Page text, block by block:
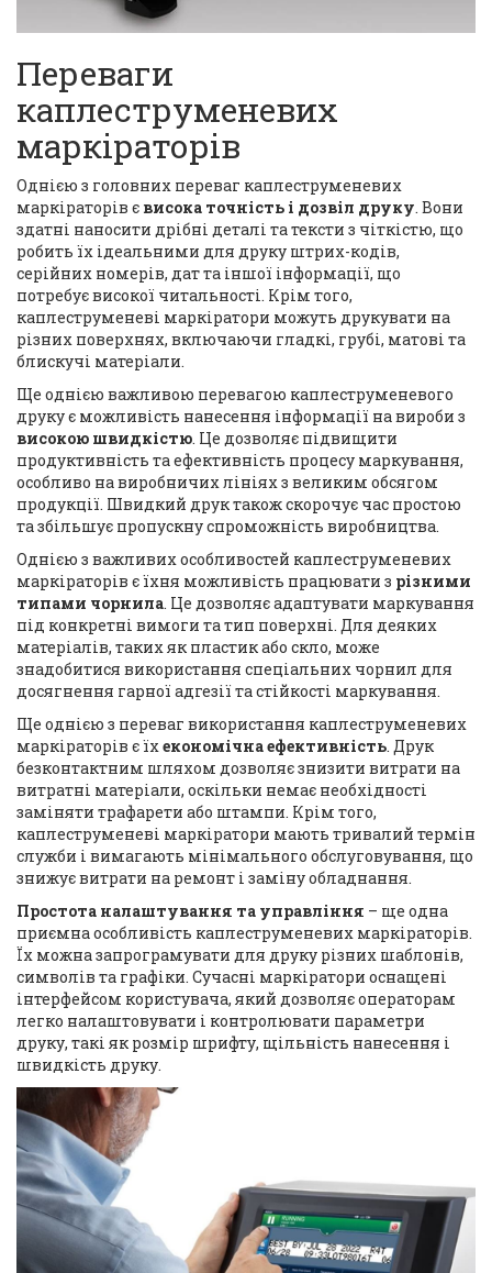
Переваги
каплеструменевих
маркіраторів
Однією з головних переваг каплеструменевих
маркіраторів є висока точність і дозвіл друку. Вони
здатні наносити дрібні деталі та тексти з чіткістю, що
робить їх ідеальними для друку штрих-кодів,
серійних номерів, дат та іншої інформації, що
потребує високої читальності. Крім того,
каплеструменеві маркіратори можуть друкувати на
різних поверхнях, включаючи гладкі, грубі, матові та
блискучі матеріали.
Ще однією важливою перевагою каплеструменевого
друку є можливість нанесення інформації на вироби з
високою швидкістю. Це дозволяє підвищити
продуктивність та ефективність процесу маркування,
особливо на виробничих лініях з великим обсягом
продукції. Швидкий друк також скорочує час простою
та збільшує пропускну спроможність виробництва.
Однією з важливих особливостей каплеструменевих
маркіраторів є їхня можливість працювати з різними
типами чорнила. Це дозволяє адаптувати маркування
під конкретні вимоги та тип поверхні. Для деяких
матеріалів, таких як пластик або скло, може
знадобитися використання спеціальних чорнил для
досягнення гарної адгезії та стійкості маркування.
Ще однією з переваг використання каплеструменевих
маркіраторів є їх економічна ефективність. Друк
безконтактним шляхом дозволяє знизити витрати на
витратні матеріали, оскільки немає необхідності
заміняти трафарети або штампи. Крім того,
каплеструменеві маркіратори мають тривалий термін
служби і вимагають мінімального обслуговування, що
знижує витрати на ремонт і заміну обладнання.
Простота налаштування та управління – ще одна
приємна особливість каплеструменевих маркіраторів.
Їх можна запрограмувати для друку різних шаблонів,
символів та графіки. Сучасні маркіратори оснащені
інтерфейсом користувача, який дозволяє операторам
легко налаштовувати і контролювати параметри
друку, такі як розмір шрифту, щільність нанесення і
швидкість друку.